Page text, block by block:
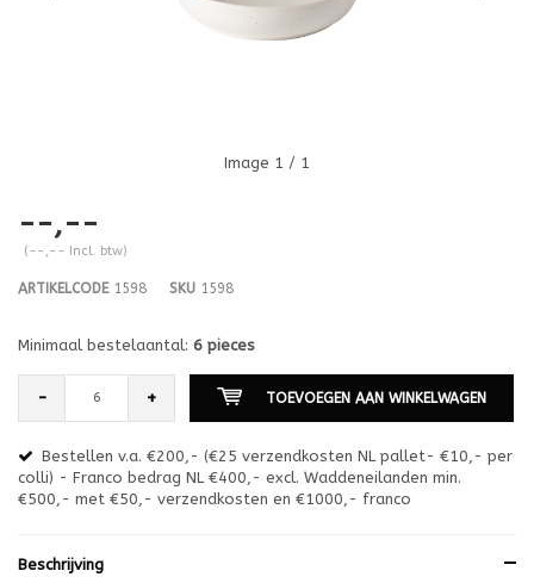
Image 1 / 1
--,--
(--,-- Incl. btw)
ARTIKELCODE1598 SKU 1598
Minimaal bestelaantal: 6 pieces
- + TOEVOEGEN AAN WINKELWAGEN
Bestellen v.a. €200,- (€25 verzendkosten NL pallet- €10,- per
colli) - Franco bedrag NL €400,- excl. Waddeneilanden min.
€500,- met €50,- verzendkosten en €1000,- franco
Beschrijving